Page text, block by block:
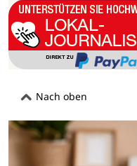
Nach oben